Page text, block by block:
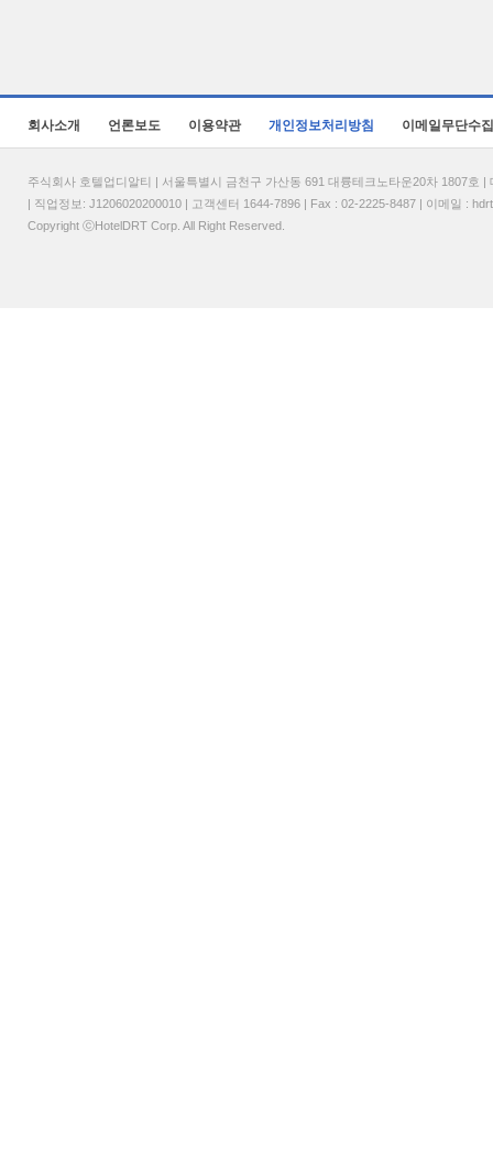
회사소개 언론보도 이용약관 개인정보처리방침 이메일무단수
주식회사 호텔업디알티 | 서울특별시 금천구 가산동 691 대륭테크노타운20차 1807
| 직업정보: J1206020200010 | 고객센터 1644-7896 | Fax : 02-2225-8487 | 이메일 :
Copyright ⓒHotelDRT Corp. All Right Reserved.